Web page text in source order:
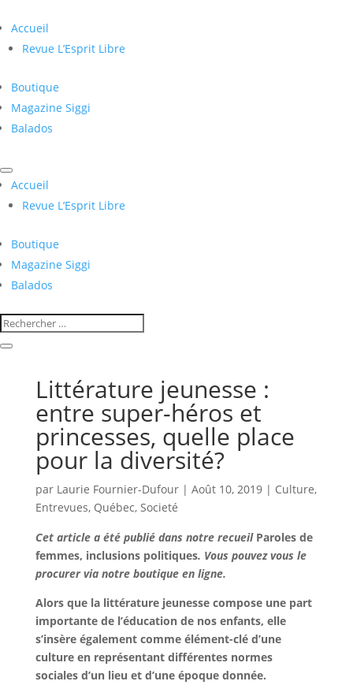
Accueil
Revue L’Esprit Libre
Boutique
Magazine Siggi
Balados
Accueil
Revue L’Esprit Libre
Boutique
Magazine Siggi
Balados
Littérature jeunesse :
entre super-héros et
princesses, quelle place
pour la diversité?
par Laurie Fournier-Dufour| Août 10, 2019| Culture,
Entrevues, Québec, Societé
Cet article a été publié dans notre recueil Paroles de
femmes, inclusions politiques. Vous pouvez vous le
procurer via notre boutique en ligne.
Alors que la littérature jeunesse compose une part
importante de l’éducation de nos enfants, elle
s’insère également comme élément-clé d’une
culture en représentant différentes normes
sociales d’un lieu et d’une époque donnée.